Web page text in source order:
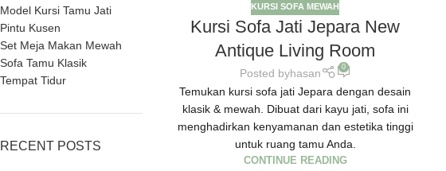
Model Kursi Tamu Jati
Pintu Kusen
Set Meja Makan Mewah
Sofa Tamu Klasik
Tempat Tidur
RECENT POSTS
KURSI SOFA MEWAH
Kursi Sofa Jati Jepara New
Antique Living Room
Posted byhasan 0
Temukan kursi sofa jati Jepara dengan desain
klasik & mewah. Dibuat dari kayu jati, sofa ini
menghadirkan kenyamanan dan estetika tinggi
untuk ruang tamu Anda.
CONTINUE READING